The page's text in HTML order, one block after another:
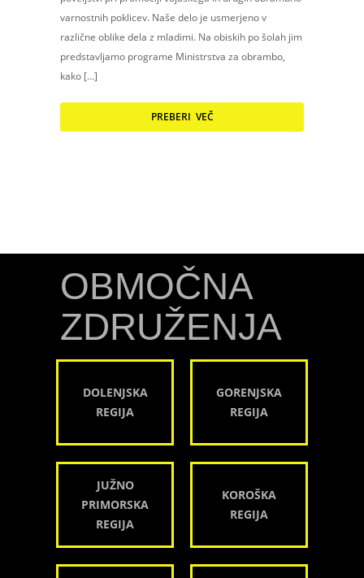
varnostnih poklicev. Naše delo je usmerjeno v
različne oblike dela z mladimi. Na obiskih po šolah jim
predstavljamo programe Ministrstva za obrambo,
kako […]
PREBERI VEČ
OBMOČNA
ZDRUŽENJA
DOLENJSKA
REGIJA
GORENJSKA
REGIJA
JUŽNO
PRIMORSKA
REGIJA
KOROŠKA
REGIJA